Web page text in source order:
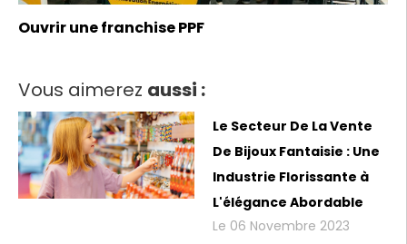
Ouvrir une franchise PPF
Vous aimerez aussi :
Le Secteur De La Vente
De Bijoux Fantaisie : Une
Industrie Florissante à
L'élégance Abordable
Le 06 Novembre 2023